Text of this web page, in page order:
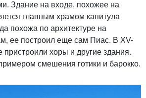
Здание на входе, похожее на
главным храмом капитула
похожа по архитектуре на
ее построил еще сам Пиас. В XV-
пристроили хоры и другие здания.
смешения готики и барокко.